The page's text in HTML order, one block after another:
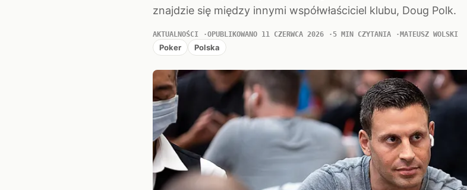
znajdzie się między innymi współwłaściciel klubu, Doug Polk.
AKTUALNOŚCI OPUBLIKOWANO 11 CZERWCA 2026 5 MIN CZYTANIA MATEUSZ WOLSKI
Poker Polska